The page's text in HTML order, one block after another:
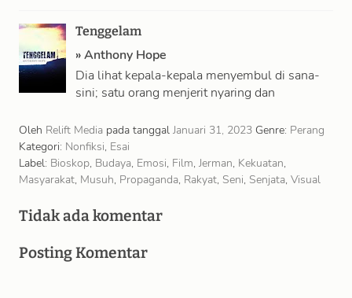
lain …
Tenggelam
»Anthony Hope
Dia lihat kepala-kepala menyembul di sana-
sini; satu orang menjerit nyaring dan
yang ingin dilakukannya. Tapi dia tak …
Oleh Relift Media pada tanggal Januari 31, 2023 Genre: Perang
Kategori: Nonfiksi, Esai
Label: Bioskop, Budaya, Emosi, Film, Jerman, Kekuatan,
Masyarakat, Musuh, Propaganda, Rakyat, Seni, Senjata, Visual
Tidak ada komentar
Posting Komentar